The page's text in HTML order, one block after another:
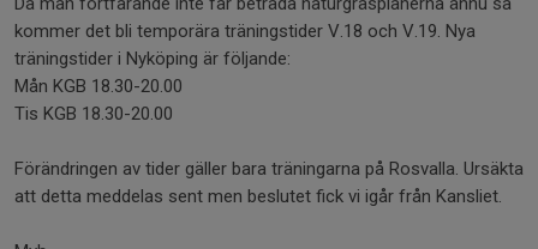
kommer det bli temporära träningstider V.18 och V.19. Nya
träningstider i Nyköping är följande:
Mån KGB 18.30-20.00
Tis KGB 18.30-20.00
Förändringen av tider gäller bara träningarna på Rosvalla. Ursäkta
att detta meddelas sent men beslutet fick vi igår från Kansliet.